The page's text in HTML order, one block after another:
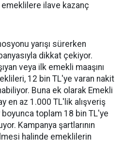
ilave kazanç
yarışı sürerken
dikkat çekiyor.
veya ilk emekli maaşını
12 bin TL'ye varan nakit
Buna ek olarak Emekli
en az 1.000 TL'lik alışveriş
toplam 18 bin TL'ye
Kampanya şartlarının
halinde emeklilerin